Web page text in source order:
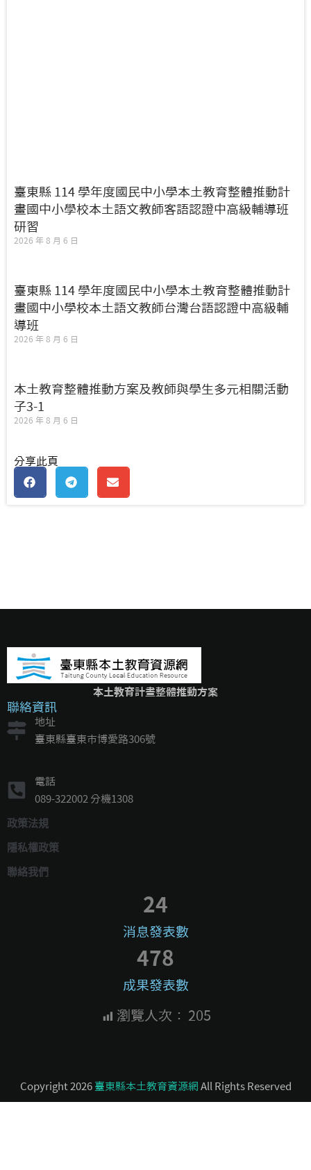
臺東縣 114 學年度國民中小學本土教育整體推動計
畫國中小學校本土語文教師客語認證中高級輔導班
研習
2026 年 8 月 6 日
臺東縣 114 學年度國民中小學本土教育整體推動計
畫國中小學校本土語文教師台灣台語認證中高級輔
導班
2026 年 8 月 6 日
本土教育整體推動方案及教師與學生多元相關活動
子3-1
2026 年 8 月 6 日
分享此頁
本土教育計畫整體推動方案
聯絡資訊
地址
臺東縣臺東市博愛路306號
電話
089-322002 分機1308
政策法規
隱私權政策
聯絡我們
消息發表數
24
成果發表數
478
瀏覽人次： 205
Copyright 2026 臺東縣本土教育資源網 All Rights Reserved